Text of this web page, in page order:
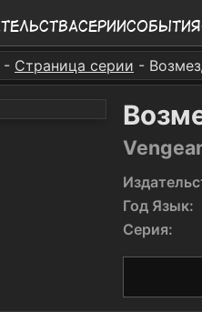
СерииСобытия
- Страница серии -
Год Язык:
Серия: